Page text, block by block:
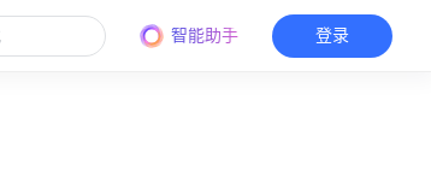
智能助手 登录